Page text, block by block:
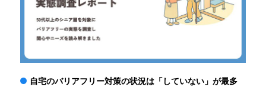
自宅のバリアフリー対策の状況は「していない」が最多